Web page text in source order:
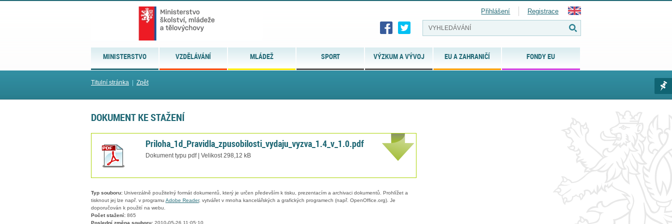
MINISTERSTVO VZDĚLÁVÁNÍ MLÁDEŽ SPORT VÝZKUM A VÝVOJ EU A ZAHRANIČÍ FONDY EU
Přihlášení Registrace
Titulní stránka Zpět
DOKUMENT KE STAŽENÍ
Priloha_1d_Pravidla_zpusobilosti_vydaju_vyzva_1.4_v_1.0.pdf
Dokument typu pdf | Velikost 298,12 kB
Typ souboru: Univerzálně použitelný formát dokumentů, který je určen především k tisku, prezentacím a archivaci dokumentů. Prohlížet a
tisknout jej lze např. v programu Adobe Reader, vytvářet v mnoha kancelářských a grafických programech (např. OpenOffice.org). Je
doporučován k použití na webu.
Počet stažení: 865